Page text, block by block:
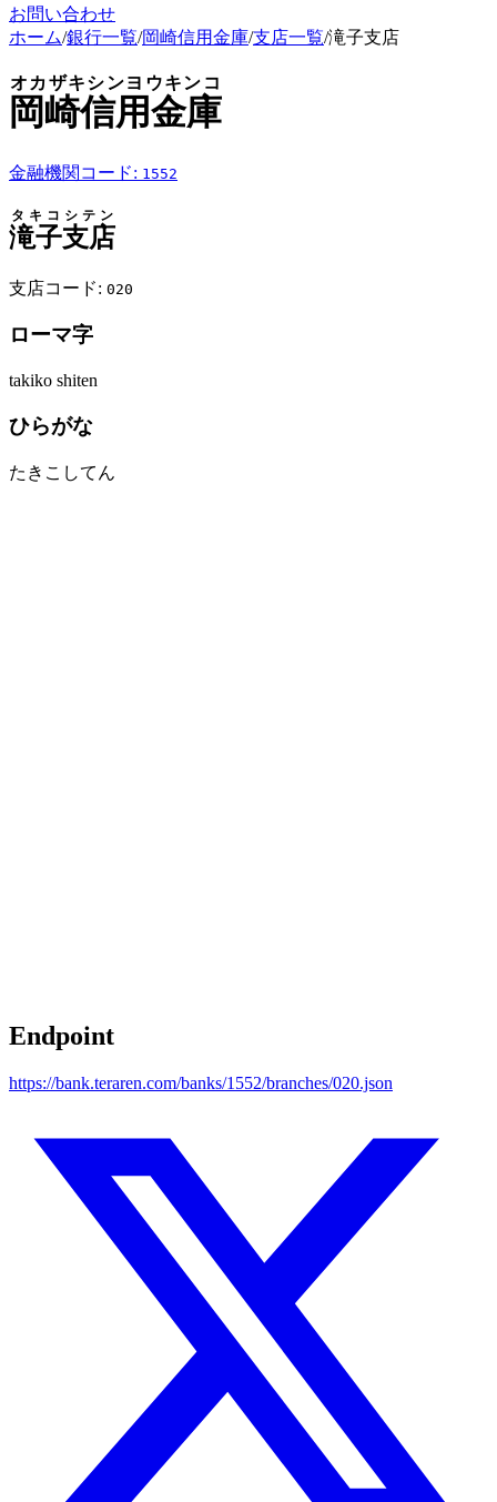
お問い合わせ
ホーム/銀行一覧/岡崎信用金庫/支店一覧/滝子支店
岡崎信用金庫
オカザキシンヨウキンコ
金融機関コード: 1552
滝子支店
タキコシテン
支店コード: 020
ローマ字
takiko shiten
ひらがな
たきこしてん
Endpoint
https://bank.teraren.com/banks/1552/branches/020.json